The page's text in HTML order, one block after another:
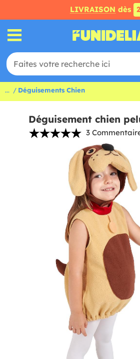
LIVRAISON dès
... Déguisements Chien
Déguisement chien
3